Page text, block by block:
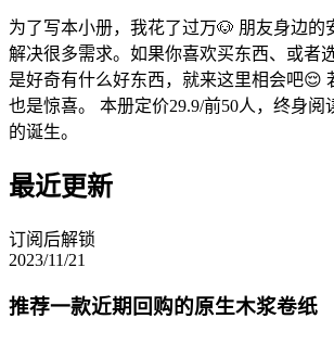
为了写本小册，我花了过万🐶 朋友身边的
解决很多需求。如果你喜欢买东西、或者
是好奇有什么好东西，就来这里相会吧😌
也是惊喜。 本册定价29.9/前50人，终身阅
的诞生。
最近更新
订阅后解锁
2023/11/21
推荐一款近期回购的原生木浆卷纸